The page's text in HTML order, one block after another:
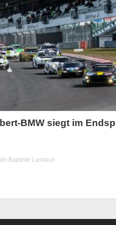
BMW siegt im
Baptiste Lassaux